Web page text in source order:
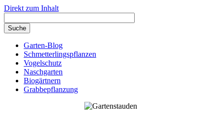
Direkt zum Inhalt
Garten-Blog
Schmetterlingspflanzen
Vogelschutz
Naschgarten
Biogärtnern
Grabbepflanzung